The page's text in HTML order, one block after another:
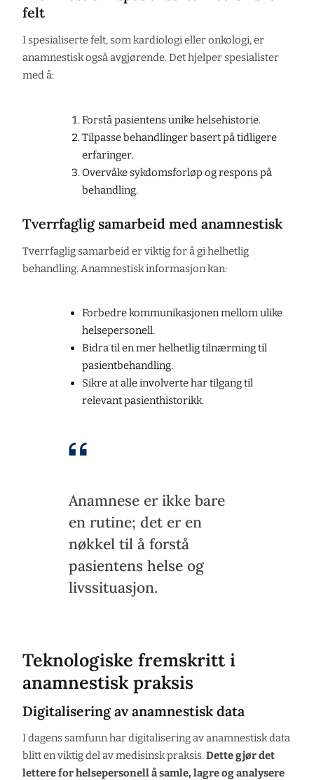
felt
I spesialiserte felt, som kardiologi eller onkologi, er
anamnestisk også avgjørende. Det hjelper spesialister
med å:
Forstå pasientens unike helsehistorie.
Tilpasse behandlinger basert på tidligere
erfaringer.
Overvåke sykdomsforløp og respons på
behandling.
Tverrfaglig samarbeid med anamnestisk
Tverrfaglig samarbeid er viktig for å gi helhetlig
behandling. Anamnestisk informasjon kan:
Forbedre kommunikasjonen mellom ulike
helsepersonell.
Bidra til en mer helhetlig tilnærming til
pasientbehandling.
Sikre at alle involverte har tilgang til
relevant pasienthistorikk.
Anamnese er ikke bare
en rutine; det er en
nøkkel til å forstå
pasientens helse og
livssituasjon.
Teknologiske fremskritt i
anamnestisk praksis
Digitalisering av anamnestisk data
I dagens samfunn har digitalisering av anamnestisk data
blitt en viktig del av medisinsk praksis.Dette gjør det
lettere for helsepersonell å samle, lagre og analysere